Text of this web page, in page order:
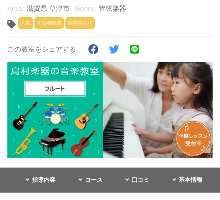
滋賀県 草津市
管弦楽器
人気 初心者歓迎 駐車場あり
この教室をシェアする
指導内容 コース 口コミ 基本情報